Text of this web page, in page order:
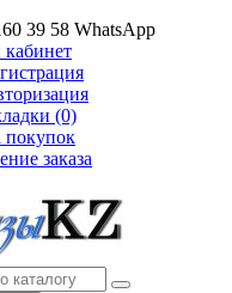
39 58 WhatsApp
(0)
покупок
заказа